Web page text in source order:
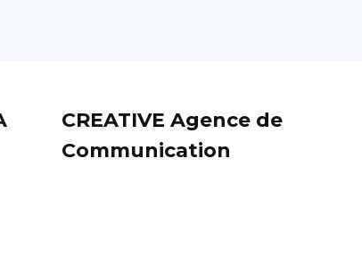
CREATIVE Agence de
Communication